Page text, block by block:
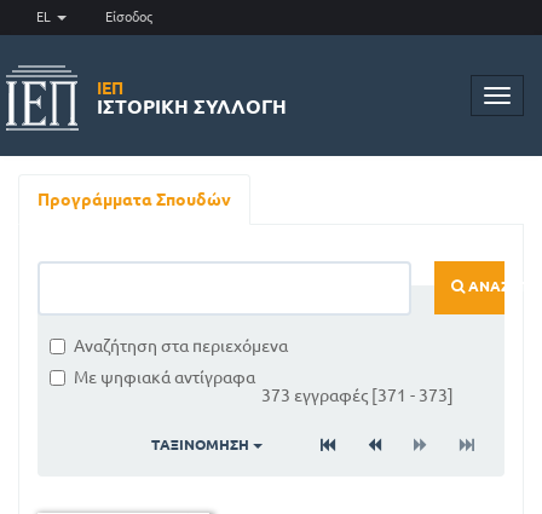
EL Είσοδος
ΙΕΠ
ΙΣΤΟΡΙΚΉ ΣΥΛΛΟΓΉ
Προγράμματα Σπουδών
Αναζήτηση στα περιεχόμενα
Με ψηφιακά αντίγραφα
373 εγγραφές [371 - 373]
ΤΑΞΙΝΌΜΗΣΗ